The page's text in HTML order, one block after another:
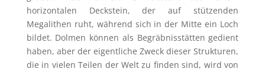
horizontalen Deckstein, der auf stützenden
Megalithen ruht, während sich in der Mitte ein Loch
bildet. Dolmen können als Begräbnisstätten gedient
haben, aber der eigentliche Zweck dieser Strukturen,
die in vielen Teilen der Welt zu finden sind, wird von